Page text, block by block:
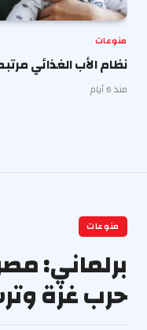
منوعات
نظام الأب الغذائي
منذ 6 أيام
منوعات
برلماني:
حرب غزة